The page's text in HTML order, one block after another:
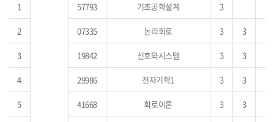
1 57793 기초공학설계 3
2 07335 논리회로 3 3
3 19842 신호와시스템 3 3
4 29986 전자기학1 3 3
5 41668 회로이론 3 3